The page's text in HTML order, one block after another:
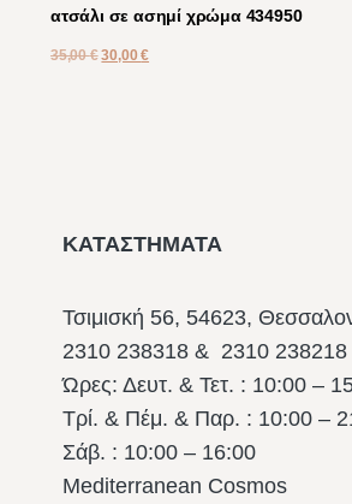
ατσάλι σε ασημί χρώμα 434950
35,00€ 30,00€
ΚΑΤΑΣΤΗΜΑΤΑ
Τσιμισκή 56, 54623,
2310 238318 & 2310 238218
Ώρες: Δευτ. & Τετ. : 10:00 –
Τρί. & Πέμ. & Παρ. : 10:00 –
Σάβ. : 10:00
Mediterranean